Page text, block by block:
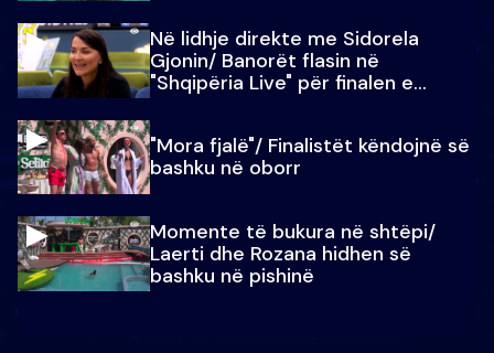
Në lidhje direkte me Sidorela
Gjonin/ Banorët flasin në
"Shqipëria Live" për finalen e
"Mora fjalë"/ Finalistët këndojnë së
bashku në oborr
Momente të bukura në shtëpi/
Laerti dhe Rozana hidhen së
bashku në pishinë